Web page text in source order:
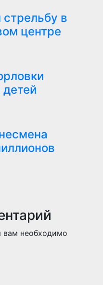
в
центре
вам необходимо